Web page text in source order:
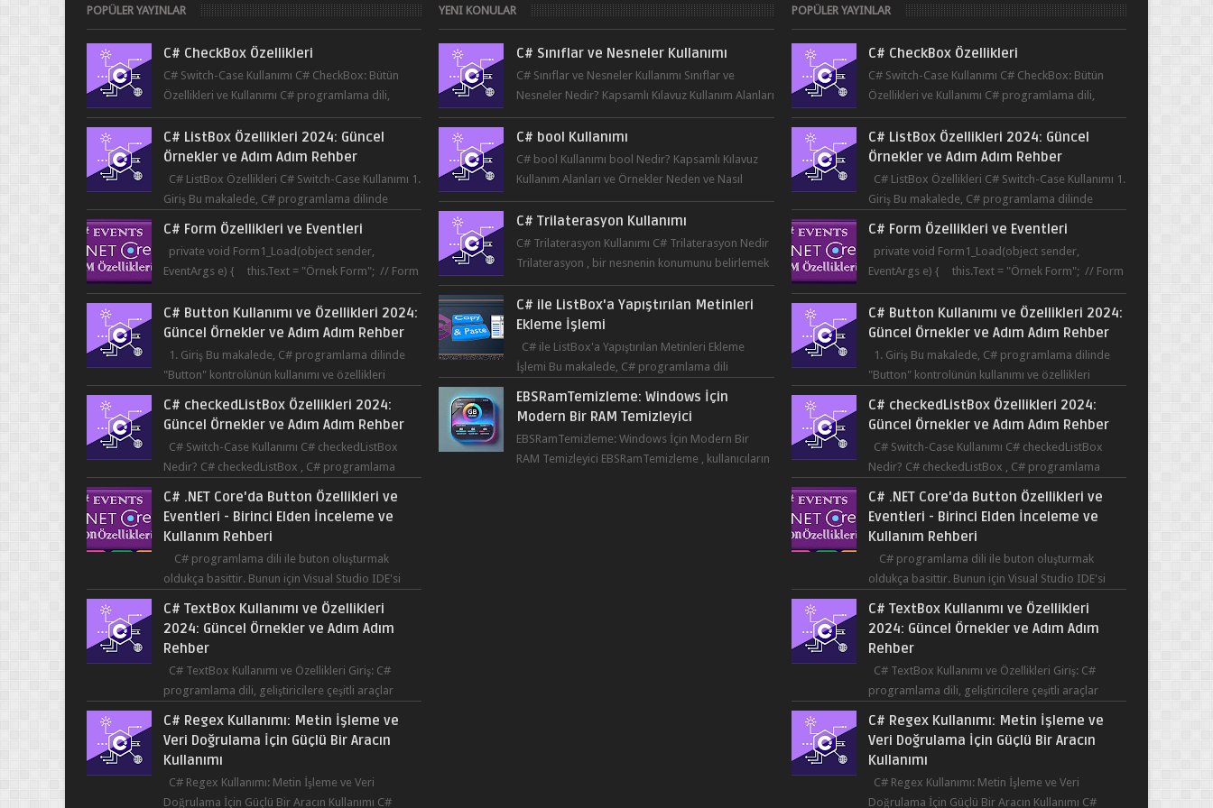
POPÜLER YAYINLAR
C# CheckBox Özellikleri
C# Switch-Case Kullanımı C# CheckBox: Bütün
Özellikleri ve Kullanımı C# programlama dili,
kullanıcının bir uygulama üzerinde seçim yapma...
C# ListBox Özellikleri 2024: Güncel
Örnekler ve Adım Adım Rehber
C# ListBox Özellikleri C# Switch-Case Kullanımı 1.
Giriş Bu makalede, C# programlama dilinde
C# Form Özellikleri ve Eventleri
private void Form1_Load(object sender,
EventArgs e) { this.Text = "Örnek Form"; // Form
başlığı this.BackColor = Co...
C# Button Kullanımı ve Özellikleri 2024:
Güncel Örnekler ve Adım Adım Rehber
1. Giriş Bu makalede, C# programlama dilinde
"Button" kontrolünün kullanımı ve özellikleri
C# checkedListBox Özellikleri 2024:
Güncel Örnekler ve Adım Adım Rehber
C# Switch-Case Kullanımı C# checkedListBox
Nedir? C# checkedListBox , C# programlama
ku...
C# .NET Core'da Button Özellikleri ve
Eventleri - Birinci Elden İnceleme ve
Kullanım Rehberi
C# programlama dili ile buton oluşturmak
oldukça basittir. Bunun için Visual Studio IDE'si
C# TextBox Kullanımı ve Özellikleri
2024: Güncel Örnekler ve Adım Adım
Rehber
C# TextBox Kullanımı ve Özellikleri Giriş: C#
programlama dili, geliştiricilere çeşitli araçlar
C# Regex Kullanımı: Metin İşleme ve
Veri Doğrulama İçin Güçlü Bir Aracın
Kullanımı
C# Regex Kullanımı: Metin İşleme ve Veri
Doğrulama İçin Güçlü Bir Aracın Kullanımı C#
YENI KONULAR
C# Sınıflar ve Nesneler Kullanımı
C# Sınıflar ve Nesneler Kullanımı Sınıflar ve
Nesneler Nedir? Kapsamlı Kılavuz Kullanım Alanları
ve Örnekler Neden ve Nasıl ...
C# bool Kullanımı
C# bool Kullanımı bool Nedir? Kapsamlı Kılavuz
Kullanım Alanları ve Örnekler Neden ve Nasıl
Kullanılmalı? ...
C# Trilaterasyon Kullanımı
C# Trilaterasyon Kullanımı C# Trilaterasyon Nedir
Trilaterasyon , bir nesnenin konumunu belirlemek
için üç ya da daha fazla refer...
C# ile ListBox'a Yapıştırılan Metinleri
Ekleme İşlemi
C# ile ListBox'a Yapıştırılan Metinleri Ekleme
İşlemi Bu makalede, C# programlama dili
EBSRamTemizleme: Windows İçin
Modern Bir RAM Temizleyici
EBSRamTemizleme: Windows İçin Modern Bir
RAM Temizleyici EBSRamTemizleme , kullanıcıların
POPÜLER YAYINLAR
C# CheckBox Özellikleri
C# Switch-Case Kullanımı C# CheckBox: Bütün
Özellikleri ve Kullanımı C# programlama dili,
kullanıcının bir uygulama üzerinde seçim yapma...
C# ListBox Özellikleri 2024: Güncel
Örnekler ve Adım Adım Rehber
C# ListBox Özellikleri C# Switch-Case Kullanımı 1.
Giriş Bu makalede, C# programlama dilinde
C# Form Özellikleri ve Eventleri
private void Form1_Load(object sender,
EventArgs e) { this.Text = "Örnek Form"; // Form
başlığı this.BackColor = Co...
C# Button Kullanımı ve Özellikleri 2024:
Güncel Örnekler ve Adım Adım Rehber
1. Giriş Bu makalede, C# programlama dilinde
"Button" kontrolünün kullanımı ve özellikleri
C# checkedListBox Özellikleri 2024:
Güncel Örnekler ve Adım Adım Rehber
C# Switch-Case Kullanımı C# checkedListBox
Nedir? C# checkedListBox , C# programlama
ku...
C# .NET Core'da Button Özellikleri ve
Eventleri - Birinci Elden İnceleme ve
Kullanım Rehberi
C# programlama dili ile buton oluşturmak
oldukça basittir. Bunun için Visual Studio IDE'si
C# TextBox Kullanımı ve Özellikleri
2024: Güncel Örnekler ve Adım Adım
Rehber
C# TextBox Kullanımı ve Özellikleri Giriş: C#
programlama dili, geliştiricilere çeşitli araçlar
C# Regex Kullanımı: Metin İşleme ve
Veri Doğrulama İçin Güçlü Bir Aracın
Kullanımı
C# Regex Kullanımı: Metin İşleme ve Veri
Doğrulama İçin Güçlü Bir Aracın Kullanımı C#